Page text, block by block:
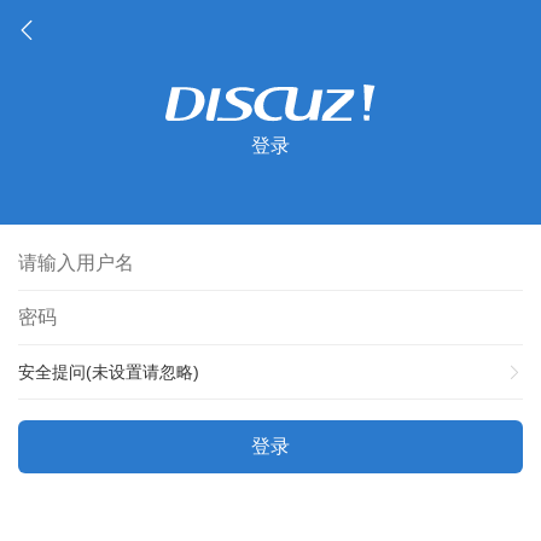
登录
安全提问(未设置请忽略)
登录